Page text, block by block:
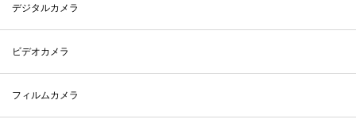
デジタルカメラ
ビデオカメラ
フィルムカメラ